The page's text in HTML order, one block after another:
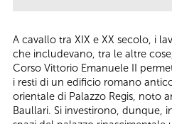
A cavallo tra XIX e XX secolo, i
che includevano, tra le altre
Corso Vittorio Emanuele II
i resti di un edificio romano
orientale di Palazzo Regis, noto
Baullari. Si investirono, dunque,